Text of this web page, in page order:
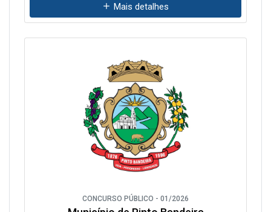
Mais detalhes
CONCURSO PÚBLICO - 01/2026